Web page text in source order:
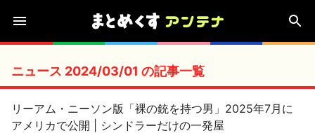
ニュース 2024/03/01 の記事一覧
リーアム・ニーソン版「裸の銃を持つ男」2025年7月に
アメリカで公開 | シンドラーだけの一発屋